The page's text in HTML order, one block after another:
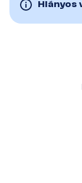
Hiányos